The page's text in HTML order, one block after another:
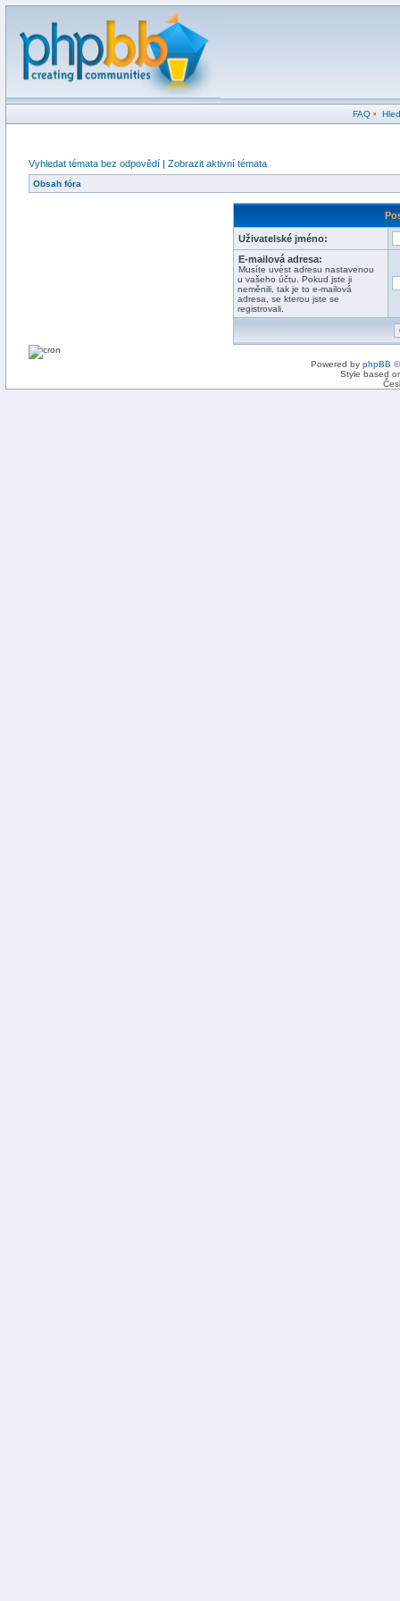
FAQ•
Vyhledat témata bez odpovědí | Zobrazit aktivní témata
Obsah fóra
Uživatelské jméno:
E-mailová adresa:
Musíte uvést adresu nastavenou
u vašeho účtu. Pokud jste ji
neměnili, tak je to e-mailová
adresa, se kterou jste se
registrovali.
Powered by phpBB
Style based